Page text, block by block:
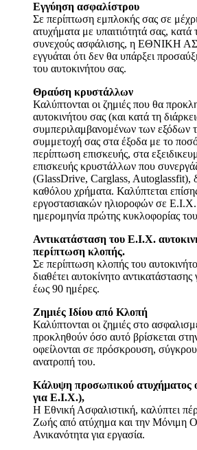
Εγγύηση ασφαλίστρου
Σε περίπτωση εμπλοκής σας σε
ατυχήματα με υπαιτιότητά σας, κατά
συνεχούς ασφάλισης, η ΕΘΝΙΚΗ
εγγυάται ότι δεν θα υπάρξει
του αυτοκινήτου σας.
Θραύση κρυστάλλων
Καλύπτονται οι ζημιές που θα
αυτοκινήτου σας (και κατά τη
συμπεριλαμβανομένων των εξόδων
συμμετοχή σας στα έξοδα με το
περίπτωση επισκευής, στα
επισκευής κρυστάλλων που
(GlassDrive, Carglass, Autoglassfit),
καθόλου χρήματα. Καλύπτεται
εργοστασιακών ηλιοροφών σε Ε.Ι.Χ.
ημερομηνία πρώτης κυκλοφορίας
Αντικατάσταση του Ε.Ι.Χ.
περίπτωση κλοπής.
Σε περίπτωση κλοπής του
διαθέτει αυτοκίνητο
έως 90 ημέρες.
Ζημιές Ιδίου από Κλοπή
Καλύπτονται οι ζημιές στο
προκληθούν όσο αυτό βρίσκεται
οφείλονται σε πρόσκρουση,
ανατροπή του.
Κάλυψη προσωπικού ατυχήματος
για Ε.Ι.Χ.),
Η Εθνική Ασφαλιστική, καλύπτει
Ζωής από ατύχημα και την Μόνιμη
Ανικανότητα για εργασία.